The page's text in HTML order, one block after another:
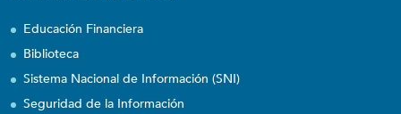
Educación Financiera
Biblioteca
Sistema Nacional de Información (SNI)
Seguridad de la Información